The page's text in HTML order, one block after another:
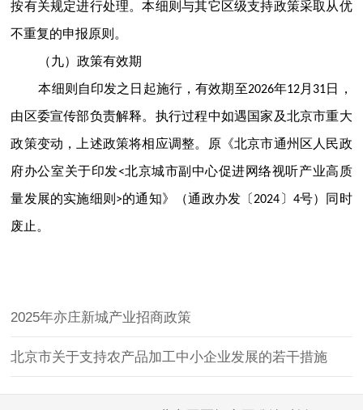
按有关规定进行处理。本细则与其它区级支持政策采取从优
不重复的申报原则。
（九）政策有效期
本细则自印发之日起施行，有效期至2026年12月31日，
由区委宣传部负责解释。执行过程中如遇国家及北京市重大
政策变动，上述政策将相应调整。原《北京市通州区人民政
府办公室关于印发<北京城市副中心促进网络视听产业高质
量发展的实施细则>的通知》（通政办发〔2024〕4号）同时
废止。
2025年亦庄新城产业招商政策
北京市关于支持农产品加工中小企业发展的若干措施